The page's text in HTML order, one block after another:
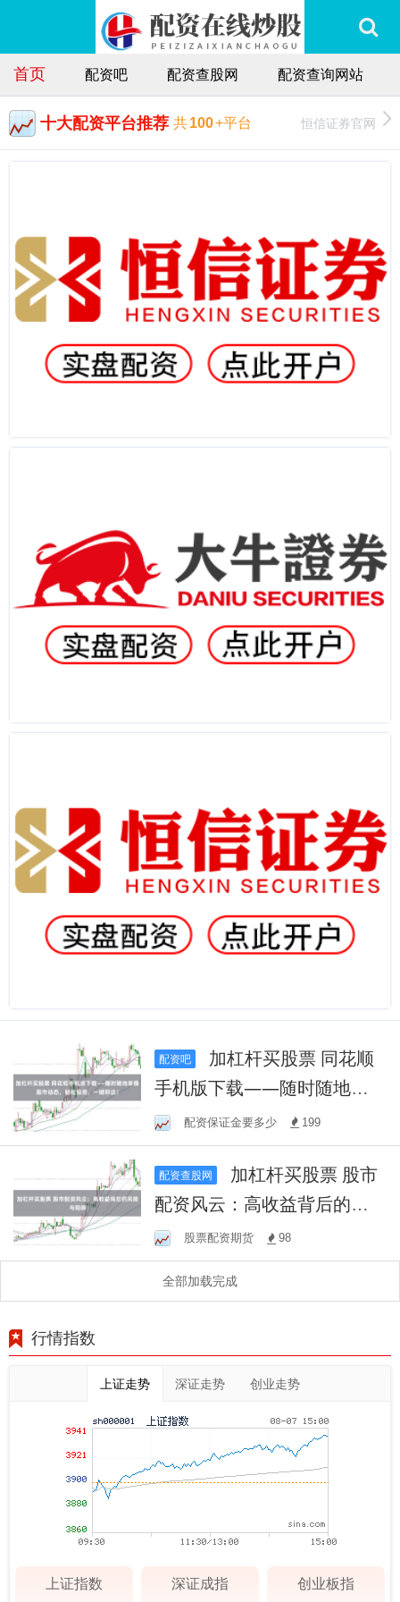
首页 配资吧 配资查股网 配资查询网站
十大配资平台推荐 共100+平台 恒信证券官网
配资吧
手机版下载——随时随地掌
握股市动态，轻松投资，一
键即达！
配资保证金要多少 199
配资查股网
配资风云：高收益背后的风
险与陷阱
股票配资期货 98
全部加载完成
行情指数
上证走势 深证走势 创业走势
上证指数 深证成指 创业板指